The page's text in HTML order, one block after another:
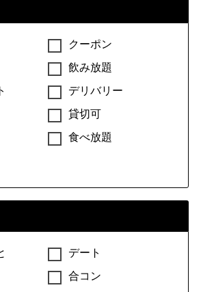
クーポン
飲み放題
デリバリー
貸切可
食べ放題
デート
合コン